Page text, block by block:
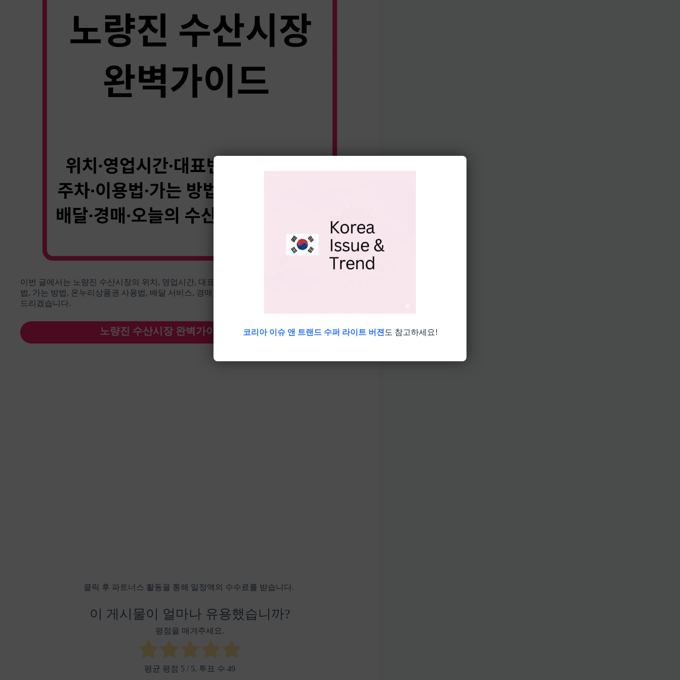
이번 글에서는 노량진 수산시장의 위치, 영업시간, 대표번호, 시설, 횟집 및 식당 정보, 주차, 이용
법, 가는 방법, 온누리상품권 사용법, 배달 서비스, 경매 일정, 그리고 오늘의 수산물 시세를 알려
드리겠습니다.
노량진 수산시장 완벽가이드 바로가기 👆
클릭 후 파트너스 활동을 통해 일정액의 수수료를 받습니다.
이 게시물이 얼마나 유용했습니까?
평점을 매겨주세요.
평균 평점 5 / 5. 투표 수 49
코리아 이슈 앤 트랜드 수퍼 라이트 버젼 도 참고하세요!